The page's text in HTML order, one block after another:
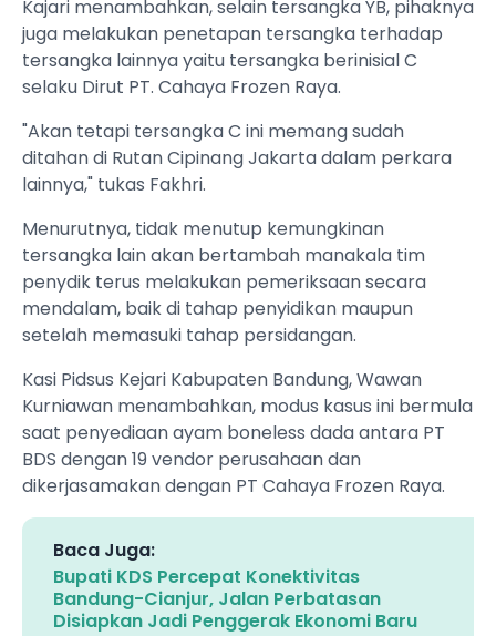
Kajari menambahkan, selain tersangka YB, pihaknya
juga melakukan penetapan tersangka terhadap
tersangka lainnya yaitu tersangka berinisial C
selaku Dirut PT. Cahaya Frozen Raya.
"Akan tetapi tersangka C ini memang sudah
ditahan di Rutan Cipinang Jakarta dalam perkara
lainnya," tukas Fakhri.
Menurutnya, tidak menutup kemungkinan
tersangka lain akan bertambah manakala tim
penydik terus melakukan pemeriksaan secara
mendalam, baik di tahap penyidikan maupun
setelah memasuki tahap persidangan.
Kasi Pidsus Kejari Kabupaten Bandung, Wawan
Kurniawan menambahkan, modus kasus ini bermula
saat penyediaan ayam boneless dada antara PT
BDS dengan 19 vendor perusahaan dan
dikerjasamakan dengan PT Cahaya Frozen Raya.
Baca Juga:
Bupati KDS Percepat Konektivitas
Bandung-Cianjur, Jalan Perbatasan
Disiapkan Jadi Penggerak Ekonomi Baru